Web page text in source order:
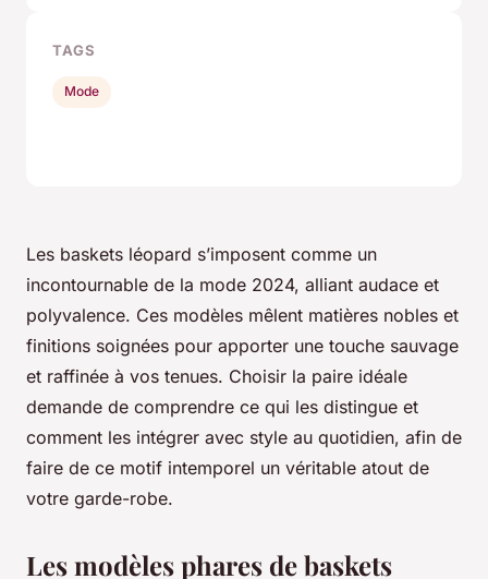
Les baskets léopard s’imposent comme un
incontournable de la mode 2024, alliant audace et
polyvalence. Ces modèles mêlent matières nobles et
finitions soignées pour apporter une touche sauvage
et raffinée à vos tenues. Choisir la paire idéale
demande de comprendre ce qui les distingue et
comment les intégrer avec style au quotidien, afin de
faire de ce motif intemporel un véritable atout de
votre garde-robe.
Les modèles phares de baskets
TAGS
Mode